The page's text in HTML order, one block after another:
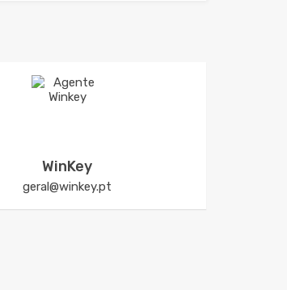
WinKey
geral@winkey.pt